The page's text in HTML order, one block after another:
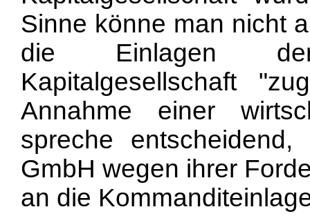
Sinne könne man nicht
die Einlagen
Kapitalgesellschaft
Annahme einer
spreche
GmbH wegen ihrer
an die